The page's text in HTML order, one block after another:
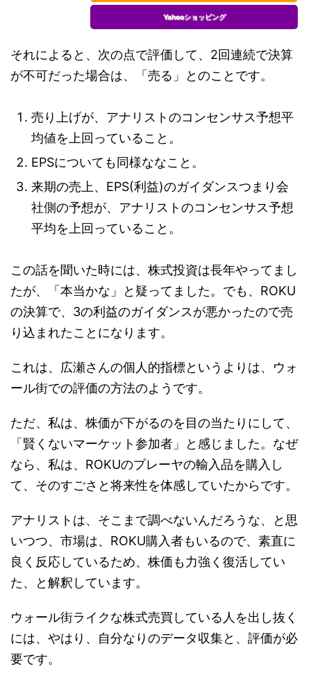
Yahooショッピング
それによると、次の点で評価して、2回連続で決算
が不可だった場合は、「売る」とのことです。
売り上げが、アナリストのコンセンサス予想平
均値を上回っていること。
EPSについても同様ななこと。
来期の売上、EPS(利益)のガイダンスつまり会
社側の予想が、アナリストのコンセンサス予想
平均を上回っていること。
この話を聞いた時には、株式投資は長年やってまし
たが、「本当かな」と疑ってました。でも、ROKU
の決算で、3の利益のガイダンスが悪かったので売
り込まれたことになります。
これは、広瀬さんの個人的指標というよりは、ウォ
ール街での評価の方法のようです。
ただ、私は、株価が下がるのを目の当たりにして、
「賢くないマーケット参加者」と感じました。なぜ
なら、私は、ROKUのプレーヤの輸入品を購入し
て、そのすごさと将来性を体感していたからです。
アナリストは、そこまで調べないんだろうな、と思
いつつ、市場は、ROKU購入者もいるので、素直に
良く反応しているため、株価も力強く復活してい
た、と解釈しています。
ウォール街ライクな株式売買している人を出し抜く
には、やはり、自分なりのデータ収集と、評価が必
要です。